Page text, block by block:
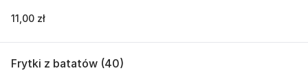
11,00 zł
Frytki z batatów (40)